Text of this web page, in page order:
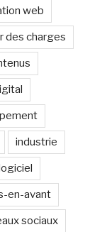
web
des charges
industrie
logiciel
en-avant
sociaux